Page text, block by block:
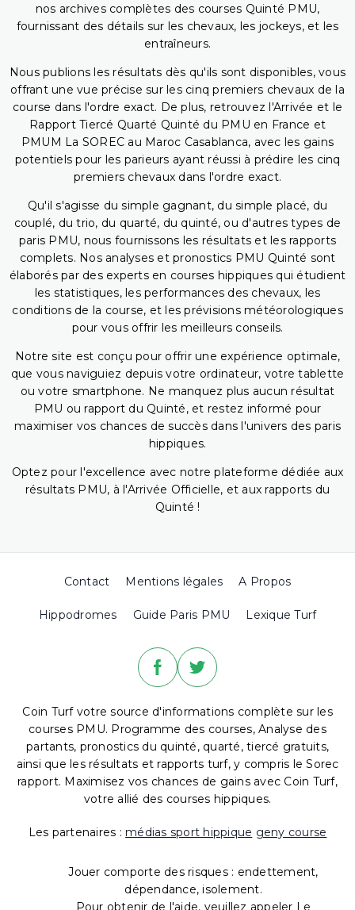
nos archives complètes des courses Quinté PMU,
fournissant des détails sur les chevaux, les jockeys, et les
entraîneurs.
Nous publions les résultats dès qu'ils sont disponibles, vous
offrant une vue précise sur les cinq premiers chevaux de la
course dans l'ordre exact. De plus, retrouvez l'Arrivée et le
Rapport Tiercé Quarté Quinté du PMU en France et
PMUM La SOREC au Maroc Casablanca, avec les gains
potentiels pour les parieurs ayant réussi à prédire les cinq
premiers chevaux dans l'ordre exact.
Qu'il s'agisse du simple gagnant, du simple placé, du
couplé, du trio, du quarté, du quinté, ou d'autres types de
paris PMU, nous fournissons les résultats et les rapports
complets. Nos analyses et pronostics PMU Quinté sont
élaborés par des experts en courses hippiques qui étudient
les statistiques, les performances des chevaux, les
conditions de la course, et les prévisions météorologiques
pour vous offrir les meilleurs conseils.
Notre site est conçu pour offrir une expérience optimale,
que vous naviguiez depuis votre ordinateur, votre tablette
ou votre smartphone. Ne manquez plus aucun résultat
PMU ou rapport du Quinté, et restez informé pour
maximiser vos chances de succès dans l'univers des paris
hippiques.
Optez pour l'excellence avec notre plateforme dédiée aux
résultats PMU, à l'Arrivée Officielle, et aux rapports du
Quinté !
Contact Mentions légales A Propos
Hippodromes Guide Paris PMU Lexique Turf
Coin Turf votre source d'informations complète sur les
courses PMU. Programme des courses, Analyse des
partants, pronostics du quinté, quarté, tiercé gratuits,
ainsi que les résultats et rapports turf, y compris le Sorec
rapport. Maximisez vos chances de gains avec Coin Turf,
votre allié des courses hippiques.
Les partenaires : médias sport hippique geny course
Jouer comporte des risques : endettement,
dépendance, isolement.